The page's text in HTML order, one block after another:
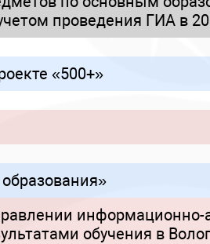
проведения ГИА в
«500+»
информационно-
обучения в